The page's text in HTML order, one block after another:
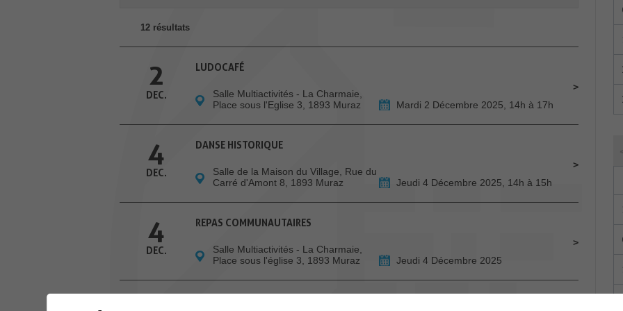
12 résultats
2
DEC.
LUDOCAFÉ
Salle Multiactivités - La Charmaie,
Place sous l'Eglise 3, 1893 Muraz
Mardi 2 Décembre 2025, 14h à 17h
4
DEC.
DANSE HISTORIQUE
Salle de la Maison du Village, Rue du
Carré d'Amont 8, 1893 Muraz
Jeudi 4 Décembre 2025, 14h à 15h
4
DEC.
REPAS COMMUNAUTAIRES
Salle Multiactivités - La Charmaie,
Place sous l'église 3, 1893 Muraz
Jeudi 4 Décembre 2025